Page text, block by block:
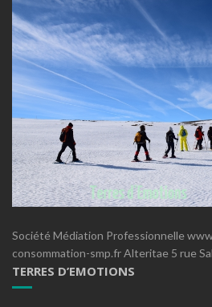
Société Médiation Professionnelle
consommation-smp.fr Alteritae 5 rue
TERRES D’EMOTIONS